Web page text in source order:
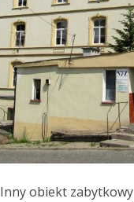
Inny obiekt zabytkowy